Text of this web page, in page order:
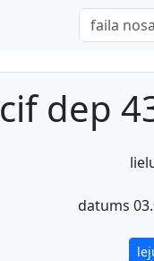
cif dep
datums